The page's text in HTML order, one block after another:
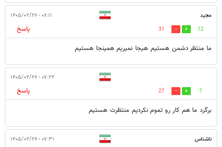
مجید ۰۶:۱۱ - ۱۴۰۵/۰۲/۲۶
12
31
پاسخ
ما منتظر دشمن هستیم هیجا نمیریم همینجا هستیم
۰۷:۲۲ - ۱۴۰۵/۰۲/۲۶
7
27
پاسخ
برگرد ما هم کار رو تموم نکردیم منتظرت هستیم
ناشناس ۰۷:۳۱ - ۱۴۰۵/۰۲/۲۶